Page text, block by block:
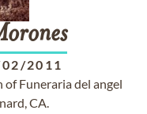
2011
Funeraria del angel
CA.